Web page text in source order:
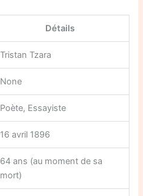
Détails
Tristan Tzara
None
Poète, Essayiste
16 avril 1896
64 ans (au moment de sa
mort)